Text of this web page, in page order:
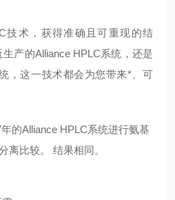
技术，获得准确且可重现的结
产的Alliance HPLC系统，还是
，这一技术都会为您带来*、可
的Alliance HPLC系统进行氨基
离比较。 结果相同。